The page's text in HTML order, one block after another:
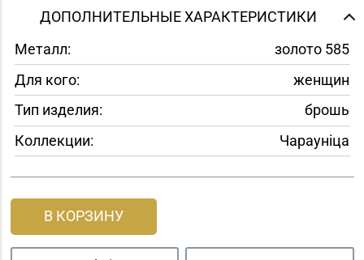
ДОПОЛНИТЕЛЬНЫЕ ХАРАКТЕРИСТИКИ
Металл:
золото 585
Для кого:
женщин
Тип изделия:
брошь
Коллекции:
Чараунiца
В КОРЗИНУ